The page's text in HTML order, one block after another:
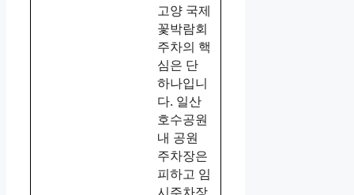
고양 국제
꽃박람회
주차의 핵
심은 단
하나입니
다. 일산
호수공원
내 공원
주차장은
피하고 임